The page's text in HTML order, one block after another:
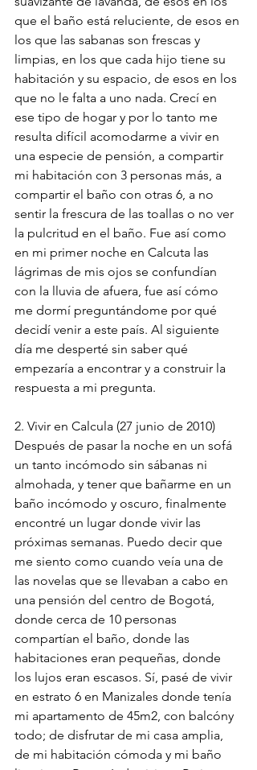
que el baño está reluciente, de esos en
los que las sabanas son frescas y
limpias, en los que cada hijo tiene su
habitación y su espacio, de esos en los
que no le falta a uno nada. Crecí en
ese tipo de hogar y por lo tanto me
resulta difícil acomodarme a vivir en
una especie de pensión, a compartir
mi habitación con 3 personas más, a
compartir el baño con otras 6, a no
sentir la frescura de las toallas o no ver
la pulcritud en el baño. Fue así como
en mi primer noche en Calcuta las
lágrimas de mis ojos se confundían
con la lluvia de afuera, fue así cómo
me dormí preguntándome por qué
decidí venir a este país. Al siguiente
día me desperté sin saber qué
empezaría a encontrar y a construir la
respuesta a mi pregunta.
2. Vivir en Calcula (27 junio de 2010)
Después de pasar la noche en un sofá
un tanto incómodo sin sábanas ni
almohada, y tener que bañarme en un
baño incómodo y oscuro, finalmente
encontré un lugar donde vivir las
próximas semanas. Puedo decir que
me siento como cuando veía una de
las novelas que se llevaban a cabo en
una pensión del centro de Bogotá,
donde cerca de 10 personas
compartían el baño, donde las
habitaciones eran pequeñas, donde
los lujos eran escasos. Sí, pasé de vivir
en estrato 6 en Manizales donde tenía
mi apartamento de 45m2, con balcóny
todo; de disfrutar de mi casa amplia,
de mi habitación cómoda y mi baño